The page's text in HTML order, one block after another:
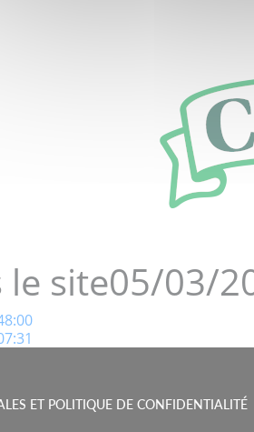
site05/03/
ET POLITIQUE DE CONFIDENTIALITÉ